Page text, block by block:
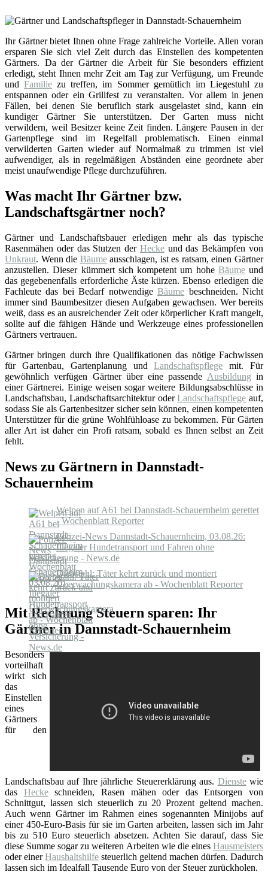
Ihr Gärtner bietet Ihnen ohne Frage zahlreiche Vorteile. Allen voran
ersparen Sie sich viel Zeit durch das Einstellen des kompetenten
Gärtners. Da der Gärtner die Arbeit für Sie besonders effizient
erledigt, steht Ihnen mehr Zeit am Tag zur Verfügung, um Freunde
undFamilie zu treffen, im Sommer gemütlich im Liegestuhl zu
entspannen oder ein Grillfest zu veranstalten. Vor allem in jenen
Fällen, bei denen Sie beruflich stark ausgelastet sind, kann ein
kundiger Gärtner Sie unterstützen. Der Garten muss nicht
verwildern, weil Besitzer keine Zeit finden. Längere Pausen in der
Gartenpflege sind im Regelfall problematisch. Einen einmal
verwilderten Garten wieder auf Normalmaß zu trimmen ist viel
aufwendiger, als in regelmäßigen Abständen eine geordnete aber
meist unaufwendige Pflege durchzuführen.
Was macht Ihr Gärtner bzw.
Landschaftsgärtner noch?
Gärtner und Landschaftsbauer erledigen mehr als das typische
Rasenmähen oder das Stutzen der Heckeund das Bekämpfen von
Unkraut. Wenn die Bäumeausschlagen, ist es ratsam, einen Gärtner
anzustellen. Dieser kümmert sich kompetent um hohe Bäumeund
das gegebenenfalls erforderliche Äste kürzen. Ebenso erledigen die
Fachleute das bei Bedarf notwendigeBäume beschneiden. Nicht
immer sind Baumbesitzer diesen Aufgaben gewachsen. Wer bereits
weiß, dass es an ausreichender Zeit oder körperlicher Kraft mangelt,
sollte auf die fähigen Hände und Werkzeuge eines professionellen
Gärtners vertrauen.
Gärtner bringen durch ihre Qualifikationen das nötige Fachwissen
für Gartenbau, Gartenplanung undLandschaftspflege mit. Für
gewöhnlich verfügen Gärtner über eine passende Ausbildung in
einer Gärtnerei. Einige weisen sogar weitere Bildungsabschlüsse in
Landschaftsbau, Landschaftsarchitektur oderLandschaftspflege auf,
sodass Sie als Gartenbesitzer sicher sein können, einen kompetenten
Unterstützer für die grüne Wohlfühloase zu bekommen. Für Gärten
aller Art ist daher ein Profi ratsam, sobald es Ihnen selbst an Zeit
fehlt.
News zu Gärtnern in Dannstadt-
Schauernheim
Welpen auf A61 bei Dannstadt-Schauernheim gerettet
- Wochenblatt Reporter
Polizei-News Dannstadt-Schauernheim, 03.08.26:
Illegaler Hundetransport und Fahren ohne
Versicherung - News.de
Diebstahl: Täter kehrt zurück und montiert
Überwachungskamera ab - Wochenblatt Reporter
Mit Rechnung Steuern sparen: Ihr
Gärtner in Dannstadt-Schauernheim
Besonders
vorteilhaft
wirkt sich
das
Einstellen
eines
Gärtners
für den
Landschaftsbau auf Ihre jährliche Steuererklärung aus. Dienstewie
das Heckeschneiden, Rasen mähen oder das Entsorgen von
Schnittgut, lassen sich steuerlich zu 20 Prozent geltend machen.
Auch wenn Gärtner im Rahmen eines sogenannten Minijobs auf
einer 450-Euro-Basis für sie im Garten arbeiten, lassen sich im Jahr
bis zu 510 Euro steuerlich absetzen. Achten Sie darauf, dass Sie
diese Summe sogar zu weiteren Arbeiten wie die eines Hausmeisters
oder einerHaushaltshilfe steuerlich geltend machen dürfen. Dadurch
lassen sich im Idealfall Tausende Euro von der Steuer zurückholen.